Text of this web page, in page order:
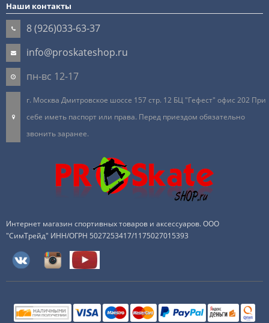
Наши контакты
8 (926)033-63-37
info@proskateshop.ru
пн-вс 12-17
г. Москва Дмитровское шоссе 157 стр. 12 БЦ "Гефест" офис 202 При
себе иметь паспорт или права. Перед приездом обязательно
звонить заранее.
Интернет магазин спортивных товаров и аксессуаров. ООО
"СимТрейд" ИНН/ОГРН 5027253417/1175027015393